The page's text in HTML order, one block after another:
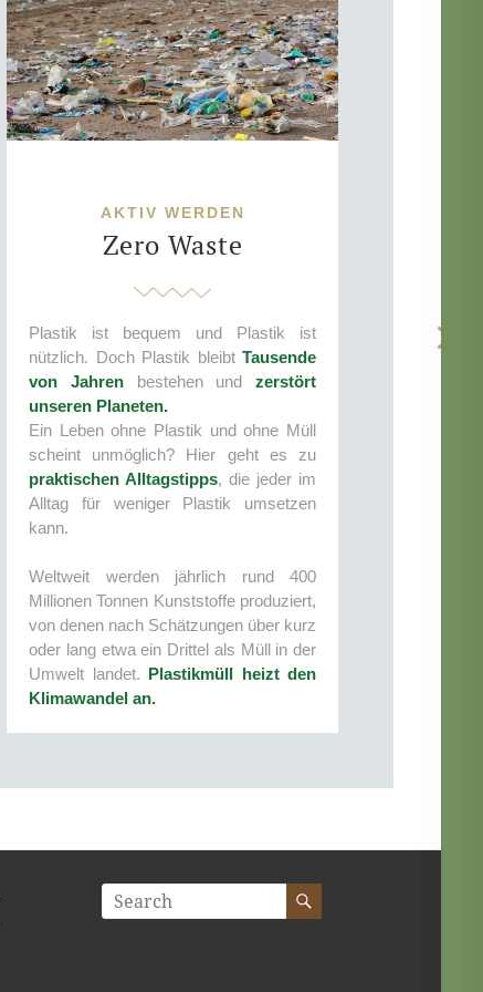
AKTIV WERDEN
Zero Waste
Plastik ist bequem und Plastik ist
nützlich. Doch Plastik bleibt Tausende
von Jahren
bestehen und zerstört
unseren Planeten.
Ein Leben ohne Plastik und ohne Müll
scheint unmöglich? Hier geht es zu
praktischen Alltagstipps, die jeder im
Alltag für weniger Plastik umsetzen
kann.
Weltweit werden jährlich rund 400
Millionen Tonnen Kunststoffe produziert,
von denen nach Schätzungen über kurz
oder lang etwa ein Drittel als Müll in der
Umwelt landet.
Plastikmüll heizt den
Klimawandel an.